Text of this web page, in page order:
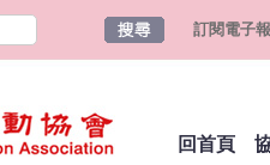
訂閱電子報
回首頁